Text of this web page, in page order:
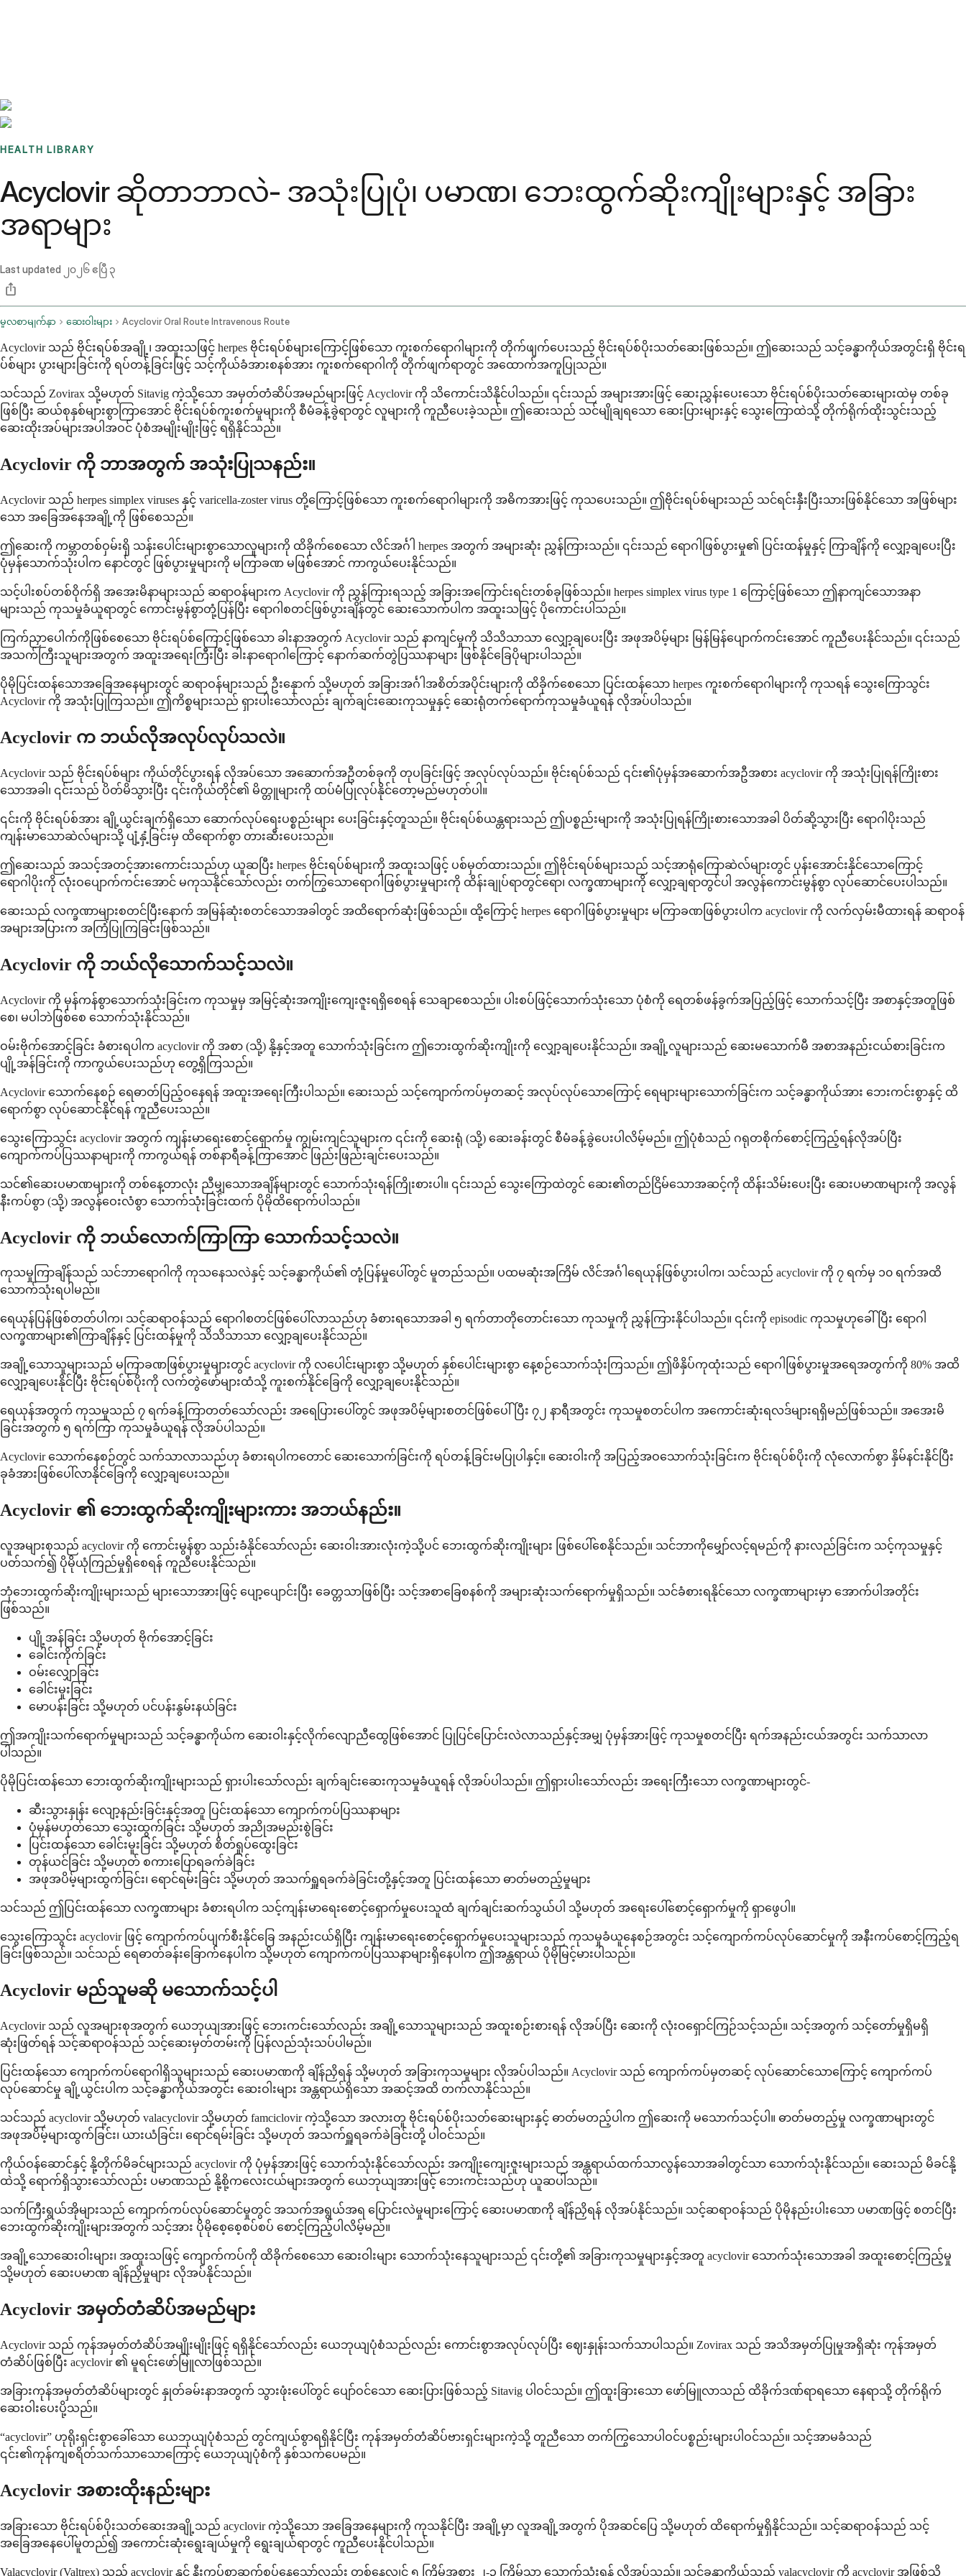
HEALTH LIBRARY
Acyclovir ဆိုတာဘာလဲ- အသုံးပြုပုံ၊ ပမာဏ၊ ဘေးထွက်ဆိုးကျိုးများနှင့် အခြား
အရာများ
Last updated ၂၀၂၆ ဧပြီ ၃
မူလစာမျက်နှာ ဆေးဝါးများ Acyclovir Oral Route Intravenous Route
Acyclovir သည် ဗိုင်းရပ်စ်အချို့၊ အထူးသဖြင့် herpes ဗိုင်းရပ်စ်များကြောင့်ဖြစ်သော ကူးစက်ရောဂါများကို တိုက်ဖျက်ပေးသည့် ဗိုင်းရပ်စ်ပိုးသတ်ဆေးဖြစ်သည်။ ဤဆေးသည် သင့်ခန္ဓာကိုယ်အတွင်းရှိ ဗိုင်းရ
ပ်စ်များ ပွားများခြင်းကို ရပ်တန့်ခြင်းဖြင့် သင့်ကိုယ်ခံအားစနစ်အား ကူးစက်ရောဂါကို တိုက်ဖျက်ရာတွင် အထောက်အကူပြုသည်။
သင်သည် Zovirax သို့မဟုတ် Sitavig ကဲ့သို့သော အမှတ်တံဆိပ်အမည်များဖြင့် Acyclovir ကို သိကောင်းသိနိုင်ပါသည်။ ၎င်းသည် အများအားဖြင့် ဆေးညွှန်းပေးသော ဗိုင်းရပ်စ်ပိုးသတ်ဆေးများထဲမှ တစ်ခု
ဖြစ်ပြီး ဆယ်စုနှစ်များစွာကြာအောင် ဗိုင်းရပ်စ်ကူးစက်မှုများကို စီမံခန့်ခွဲရာတွင် လူများကို ကူညီပေးခဲ့သည်။ ဤဆေးသည် သင်မျိုချရသော ဆေးပြားများနှင့် သွေးကြောထဲသို့ တိုက်ရိုက်ထိုးသွင်းသည့်
ဆေးထိုးအပ်များအပါအဝင် ပုံစံအမျိုးမျိုးဖြင့် ရရှိနိုင်သည်။
Acyclovir ကို ဘာအတွက် အသုံးပြုသနည်း။
Acyclovir သည် herpes simplex viruses နှင့် varicella-zoster virus တို့ကြောင့်ဖြစ်သော ကူးစက်ရောဂါများကို အဓိကအားဖြင့် ကုသပေးသည်။ ဤဗိုင်းရပ်စ်များသည် သင်ရင်းနှီးပြီးသားဖြစ်နိုင်သော အဖြစ်များ
သော အခြေအနေအချို့ကို ဖြစ်စေသည်။
ဤဆေးကို ကမ္ဘာတစ်ဝှမ်းရှိ သန်းပေါင်းများစွာသောလူများကို ထိခိုက်စေသော လိင်အင်္ဂါ herpes အတွက် အများဆုံး ညွှန်ကြားသည်။ ၎င်းသည် ရောဂါဖြစ်ပွားမှု၏ ပြင်းထန်မှုနှင့် ကြာချိန်ကို လျှော့ချပေးပြီး
ပုံမှန်သောက်သုံးပါက နောင်တွင် ဖြစ်ပွားမှုများကို မကြာခဏ မဖြစ်အောင် ကာကွယ်ပေးနိုင်သည်။
သင့်ပါးစပ်တစ်ဝိုက်ရှိ အအေးမိနာများသည် ဆရာဝန်များက Acyclovir ကို ညွှန်ကြားရသည့် အခြားအကြောင်းရင်းတစ်ခုဖြစ်သည်။ herpes simplex virus type 1 ကြောင့်ဖြစ်သော ဤနာကျင်သောအနာ
များသည် ကုသမှုခံယူရာတွင် ကောင်းမွန်စွာတုံ့ပြန်ပြီး ရောဂါစတင်ဖြစ်ပွားချိန်တွင် ဆေးသောက်ပါက အထူးသဖြင့် ပိုကောင်းပါသည်။
ကြက်ညှာပေါက်ကိုဖြစ်စေသော ဗိုင်းရပ်စ်ကြောင့်ဖြစ်သော ခါးနာအတွက် Acyclovir သည် နာကျင်မှုကို သိသိသာသာ လျှော့ချပေးပြီး အဖုအပိမ့်များ မြန်မြန်ပျောက်ကင်းအောင် ကူညီပေးနိုင်သည်။ ၎င်းသည်
အသက်ကြီးသူများအတွက် အထူးအရေးကြီးပြီး ခါးနာရောဂါကြောင့် နောက်ဆက်တွဲပြဿနာများ ဖြစ်နိုင်ခြေပိုများပါသည်။
ပိုမိုပြင်းထန်သောအခြေအနေများတွင် ဆရာဝန်များသည် ဦးနှောက် သို့မဟုတ် အခြားအင်္ဂါအစိတ်အပိုင်းများကို ထိခိုက်စေသော ပြင်းထန်သော herpes ကူးစက်ရောဂါများကို ကုသရန် သွေးကြောသွင်း
Acyclovir ကို အသုံးပြုကြသည်။ ဤကိစ္စများသည် ရှားပါးသော်လည်း ချက်ချင်းဆေးကုသမှုနှင့် ဆေးရုံတက်ရောက်ကုသမှုခံယူရန် လိုအပ်ပါသည်။
Acyclovir က ဘယ်လိုအလုပ်လုပ်သလဲ။
Acyclovir သည် ဗိုင်းရပ်စ်များ ကိုယ်တိုင်ပွားရန် လိုအပ်သော အဆောက်အဦတစ်ခုကို တုပခြင်းဖြင့် အလုပ်လုပ်သည်။ ဗိုင်းရပ်စ်သည် ၎င်း၏ပုံမှန်အဆောက်အဦအစား acyclovir ကို အသုံးပြုရန်ကြိုးစား
သောအခါ၊ ၎င်းသည် ပိတ်မိသွားပြီး ၎င်းကိုယ်တိုင်၏ မိတ္တူများကို ထပ်မံပြုလုပ်နိုင်တော့မည်မဟုတ်ပါ။
၎င်းကို ဗိုင်းရပ်စ်အား ချို့ယွင်းချက်ရှိသော ဆောက်လုပ်ရေးပစ္စည်းများ ပေးခြင်းနှင့်တူသည်။ ဗိုင်းရပ်စ်ယန္တရားသည် ဤပစ္စည်းများကို အသုံးပြုရန်ကြိုးစားသောအခါ ပိတ်ဆို့သွားပြီး ရောဂါပိုးသည်
ကျန်းမာသောဆဲလ်များသို့ ပျံ့နှံ့ခြင်းမှ ထိရောက်စွာ တားဆီးပေးသည်။
ဤဆေးသည် အသင့်အတင့်အားကောင်းသည်ဟု ယူဆပြီး herpes ဗိုင်းရပ်စ်များကို အထူးသဖြင့် ပစ်မှတ်ထားသည်။ ဤဗိုင်းရပ်စ်များသည် သင့်အာရုံကြောဆဲလ်များတွင် ပုန်းအောင်းနိုင်သောကြောင့်
ရောဂါပိုးကို လုံးဝပျောက်ကင်းအောင် မကုသနိုင်သော်လည်း တက်ကြွသောရောဂါဖြစ်ပွားမှုများကို ထိန်းချုပ်ရာတွင်ရော၊ လက္ခဏာများကို လျှော့ချရာတွင်ပါ အလွန်ကောင်းမွန်စွာ လုပ်ဆောင်ပေးပါသည်။
ဆေးသည် လက္ခဏာများစတင်ပြီးနောက် အမြန်ဆုံးစတင်သောအခါတွင် အထိရောက်ဆုံးဖြစ်သည်။ ထို့ကြောင့် herpes ရောဂါဖြစ်ပွားမှုများ မကြာခဏဖြစ်ပွားပါက acyclovir ကို လက်လှမ်းမီထားရန် ဆရာဝန်
အများအပြားက အကြံပြုကြခြင်းဖြစ်သည်။
Acyclovir ကို ဘယ်လိုသောက်သင့်သလဲ။
Acyclovir ကို မှန်ကန်စွာသောက်သုံးခြင်းက ကုသမှုမှ အမြင့်ဆုံးအကျိုးကျေးဇူးရရှိစေရန် သေချာစေသည်။ ပါးစပ်ဖြင့်သောက်သုံးသော ပုံစံကို ရေတစ်ဖန်ခွက်အပြည့်ဖြင့် သောက်သင့်ပြီး အစာနှင့်အတူဖြစ်
စေ၊ မပါဘဲဖြစ်စေ သောက်သုံးနိုင်သည်။
ဝမ်းဗိုက်အောင့်ခြင်း ခံစားရပါက acyclovir ကို အစာ (သို့) နို့နှင့်အတူ သောက်သုံးခြင်းက ဤဘေးထွက်ဆိုးကျိုးကို လျှော့ချပေးနိုင်သည်။ အချို့လူများသည် ဆေးမသောက်မီ အစာအနည်းငယ်စားခြင်းက
ပျို့အန်ခြင်းကို ကာကွယ်ပေးသည်ဟု တွေ့ရှိကြသည်။
Acyclovir သောက်နေစဉ် ရေဓာတ်ပြည့်ဝနေရန် အထူးအရေးကြီးပါသည်။ ဆေးသည် သင့်ကျောက်ကပ်မှတဆင့် အလုပ်လုပ်သောကြောင့် ရေများများသောက်ခြင်းက သင့်ခန္ဓာကိုယ်အား ဘေးကင်းစွာနှင့် ထိ
ရောက်စွာ လုပ်ဆောင်နိုင်ရန် ကူညီပေးသည်။
သွေးကြောသွင်း acyclovir အတွက် ကျန်းမာရေးစောင့်ရှောက်မှု ကျွမ်းကျင်သူများက ၎င်းကို ဆေးရုံ (သို့) ဆေးခန်းတွင် စီမံခန့်ခွဲပေးပါလိမ့်မည်။ ဤပုံစံသည် ဂရုတစိုက်စောင့်ကြည့်ရန်လိုအပ်ပြီး
ကျောက်ကပ်ပြဿနာများကို ကာကွယ်ရန် တစ်နာရီခန့်ကြာအောင် ဖြည်းဖြည်းချင်းပေးသည်။
သင်၏ဆေးပမာဏများကို တစ်နေ့တာလုံး ညီမျှသောအချိန်များတွင် သောက်သုံးရန်ကြိုးစားပါ။ ၎င်းသည် သွေးကြောထဲတွင် ဆေး၏တည်ငြိမ်သောအဆင့်ကို ထိန်းသိမ်းပေးပြီး ဆေးပမာဏများကို အလွန်
နီးကပ်စွာ (သို့) အလွန်ဝေးလံစွာ သောက်သုံးခြင်းထက် ပိုမိုထိရောက်ပါသည်။
Acyclovir ကို ဘယ်လောက်ကြာကြာ သောက်သင့်သလဲ။
ကုသမှုကြာချိန်သည် သင်ဘာရောဂါကို ကုသနေသလဲနှင့် သင့်ခန္ဓာကိုယ်၏ တုံ့ပြန်မှုပေါ်တွင် မူတည်သည်။ ပထမဆုံးအကြိမ် လိင်အင်္ဂါရေယုန်ဖြစ်ပွားပါက၊ သင်သည် acyclovir ကို ၇ ရက်မှ ၁၀ ရက်အထိ
သောက်သုံးရပါမည်။
ရေယုန်ပြန်ဖြစ်တတ်ပါက၊ သင့်ဆရာဝန်သည် ရောဂါစတင်ဖြစ်ပေါ်လာသည်ဟု ခံစားရသောအခါ ၅ ရက်တာတိုတောင်းသော ကုသမှုကို ညွှန်ကြားနိုင်ပါသည်။ ၎င်းကို episodic ကုသမှုဟုခေါ်ပြီး ရောဂါ
လက္ခဏာများ၏ကြာချိန်နှင့် ပြင်းထန်မှုကို သိသိသာသာ လျှော့ချပေးနိုင်သည်။
အချို့သောသူများသည် မကြာခဏဖြစ်ပွားမှုများတွင် acyclovir ကို လပေါင်းများစွာ သို့မဟုတ် နှစ်ပေါင်းများစွာ နေ့စဉ်သောက်သုံးကြသည်။ ဤဖိနှိပ်ကုထုံးသည် ရောဂါဖြစ်ပွားမှုအရေအတွက်ကို 80% အထိ
လျှော့ချပေးနိုင်ပြီး ဗိုင်းရပ်စ်ပိုးကို လက်တွဲဖော်များထံသို့ ကူးစက်နိုင်ခြေကို လျှော့ချပေးနိုင်သည်။
ရေယုန်အတွက် ကုသမှုသည် ၇ ရက်ခန့်ကြာတတ်သော်လည်း အရေပြားပေါ်တွင် အဖုအပိမ့်များစတင်ဖြစ်ပေါ်ပြီး ၇၂ နာရီအတွင်း ကုသမှုစတင်ပါက အကောင်းဆုံးရလဒ်များရရှိမည်ဖြစ်သည်။ အအေးမိ
ခြင်းအတွက် ၅ ရက်ကြာ ကုသမှုခံယူရန် လိုအပ်ပါသည်။
Acyclovir သောက်နေစဉ်တွင် သက်သာလာသည်ဟု ခံစားရပါကတောင် ဆေးသောက်ခြင်းကို ရပ်တန့်ခြင်းမပြုပါနှင့်။ ဆေးဝါးကို အပြည့်အဝသောက်သုံးခြင်းက ဗိုင်းရပ်စ်ပိုးကို လုံလောက်စွာ နှိမ်နင်းနိုင်ပြီး
ခုခံအားဖြစ်ပေါ်လာနိုင်ခြေကို လျှော့ချပေးသည်။
Acyclovir ၏ ဘေးထွက်ဆိုးကျိုးများကား အဘယ်နည်း။
လူအများစုသည် acyclovir ကို ကောင်းမွန်စွာ သည်းခံနိုင်သော်လည်း ဆေးဝါးအားလုံးကဲ့သို့ပင် ဘေးထွက်ဆိုးကျိုးများ ဖြစ်ပေါ်စေနိုင်သည်။ သင်ဘာကိုမျှော်လင့်ရမည်ကို နားလည်ခြင်းက သင့်ကုသမှုနှင့်
ပတ်သက်၍ ပိုမိုယုံကြည်မှုရှိစေရန် ကူညီပေးနိုင်သည်။
ဘုံဘေးထွက်ဆိုးကျိုးများသည် များသောအားဖြင့် ပျော့ပျောင်းပြီး ခေတ္တသာဖြစ်ပြီး သင့်အစာခြေစနစ်ကို အများဆုံးသက်ရောက်မှုရှိသည်။ သင်ခံစားရနိုင်သော လက္ခဏာများမှာ အောက်ပါအတိုင်း
ဖြစ်သည်။
ပျို့အန်ခြင်း သို့မဟုတ် ဗိုက်အောင့်ခြင်း
ခေါင်းကိုက်ခြင်း
ဝမ်းလျှောခြင်း
ခေါင်းမူးခြင်း
မောပန်းခြင်း သို့မဟုတ် ပင်ပန်းနွမ်းနယ်ခြင်း
ဤအကျိုးသက်ရောက်မှုများသည် သင့်ခန္ဓာကိုယ်က ဆေးဝါးနှင့်လိုက်လျောညီထွေဖြစ်အောင် ပြုပြင်ပြောင်းလဲလာသည်နှင့်အမျှ ပုံမှန်အားဖြင့် ကုသမှုစတင်ပြီး ရက်အနည်းငယ်အတွင်း သက်သာလာ
ပါသည်။
ပိုမိုပြင်းထန်သော ဘေးထွက်ဆိုးကျိုးများသည် ရှားပါးသော်လည်း ချက်ချင်းဆေးကုသမှုခံယူရန် လိုအပ်ပါသည်။ ဤရှားပါးသော်လည်း အရေးကြီးသော လက္ခဏာများတွင်-
ဆီးသွားနှုန်း လျော့နည်းခြင်းနှင့်အတူ ပြင်းထန်သော ကျောက်ကပ်ပြဿနာများ
ပုံမှန်မဟုတ်သော သွေးထွက်ခြင်း သို့မဟုတ် အညိုအမည်းစွဲခြင်း
ပြင်းထန်သော ခေါင်းမူးခြင်း သို့မဟုတ် စိတ်ရှုပ်ထွေးခြင်း
တုန်ယင်ခြင်း သို့မဟုတ် စကားပြောရခက်ခဲခြင်း
အဖုအပိမ့်များထွက်ခြင်း၊ ရောင်ရမ်းခြင်း သို့မဟုတ် အသက်ရှူရခက်ခဲခြင်းတို့နှင့်အတူ ပြင်းထန်သော ဓာတ်မတည့်မှုများ
သင်သည် ဤပြင်းထန်သော လက္ခဏာများ ခံစားရပါက သင့်ကျန်းမာရေးစောင့်ရှောက်မှုပေးသူထံ ချက်ချင်းဆက်သွယ်ပါ သို့မဟုတ် အရေးပေါ်စောင့်ရှောက်မှုကို ရှာဖွေပါ။
သွေးကြောသွင်း acyclovir ဖြင့် ကျောက်ကပ်ပျက်စီးနိုင်ခြေ အနည်းငယ်ရှိပြီး ကျန်းမာရေးစောင့်ရှောက်မှုပေးသူများသည် ကုသမှုခံယူနေစဉ်အတွင်း သင့်ကျောက်ကပ်လုပ်ဆောင်မှုကို အနီးကပ်စောင့်ကြည့်ရ
ခြင်းဖြစ်သည်။ သင်သည် ရေဓာတ်ခန်းခြောက်နေပါက သို့မဟုတ် ကျောက်ကပ်ပြဿနာများရှိနေပါက ဤအန္တရာယ် ပိုမိုမြင့်မားပါသည်။
Acyclovir မည်သူမဆို မသောက်သင့်ပါ
Acyclovir သည် လူအများစုအတွက် ယေဘုယျအားဖြင့် ဘေးကင်းသော်လည်း အချို့သောသူများသည် အထူးစဉ်းစားရန် လိုအပ်ပြီး ဆေးကို လုံးဝရှောင်ကြဉ်သင့်သည်။ သင့်အတွက် သင့်တော်မှုရှိမရှိ
ဆုံးဖြတ်ရန် သင့်ဆရာဝန်သည် သင့်ဆေးမှတ်တမ်းကို ပြန်လည်သုံးသပ်ပါမည်။
ပြင်းထန်သော ကျောက်ကပ်ရောဂါရှိသူများသည် ဆေးပမာဏကို ချိန်ညှိရန် သို့မဟုတ် အခြားကုသမှုများ လိုအပ်ပါသည်။ Acyclovir သည် ကျောက်ကပ်မှတဆင့် လုပ်ဆောင်သောကြောင့် ကျောက်ကပ်
လုပ်ဆောင်မှု ချို့ယွင်းပါက သင့်ခန္ဓာကိုယ်အတွင်း ဆေးဝါးများ အန္တရာယ်ရှိသော အဆင့်အထိ တက်လာနိုင်သည်။
သင်သည် acyclovir သို့မဟုတ် valacyclovir သို့မဟုတ် famciclovir ကဲ့သို့သော အလားတူ ဗိုင်းရပ်စ်ပိုးသတ်ဆေးများနှင့် ဓာတ်မတည့်ပါက ဤဆေးကို မသောက်သင့်ပါ။ ဓာတ်မတည့်မှု လက္ခဏာများတွင်
အဖုအပိမ့်များထွက်ခြင်း၊ ယားယံခြင်း၊ ရောင်ရမ်းခြင်း သို့မဟုတ် အသက်ရှူရခက်ခဲခြင်းတို့ ပါဝင်သည်။
ကိုယ်ဝန်ဆောင်နှင့် နို့တိုက်မိခင်များသည် acyclovir ကို ပုံမှန်အားဖြင့် သောက်သုံးနိုင်သော်လည်း အကျိုးကျေးဇူးများသည် အန္တရာယ်ထက်သာလွန်သောအခါတွင်သာ သောက်သုံးနိုင်သည်။ ဆေးသည် မိခင်နို့
ထဲသို့ ရောက်ရှိသွားသော်လည်း ပမာဏသည် နို့စို့ကလေးငယ်များအတွက် ယေဘုယျအားဖြင့် ဘေးကင်းသည်ဟု ယူဆပါသည်။
သက်ကြီးရွယ်အိုများသည် ကျောက်ကပ်လုပ်ဆောင်မှုတွင် အသက်အရွယ်အရ ပြောင်းလဲမှုများကြောင့် ဆေးပမာဏကို ချိန်ညှိရန် လိုအပ်နိုင်သည်။ သင့်ဆရာဝန်သည် ပိုမိုနည်းပါးသော ပမာဏဖြင့် စတင်ပြီး
ဘေးထွက်ဆိုးကျိုးများအတွက် သင့်အား ပိုမိုစေ့စေ့စပ်စပ် စောင့်ကြည့်ပါလိမ့်မည်။
အချို့သောဆေးဝါးများ၊ အထူးသဖြင့် ကျောက်ကပ်ကို ထိခိုက်စေသော ဆေးဝါးများ သောက်သုံးနေသူများသည် ၎င်းတို့၏ အခြားကုသမှုများနှင့်အတူ acyclovir သောက်သုံးသောအခါ အထူးစောင့်ကြည့်မှု
သို့မဟုတ် ဆေးပမာဏ ချိန်ညှိမှုများ လိုအပ်နိုင်သည်။
Acyclovir အမှတ်တံဆိပ်အမည်များ
Acyclovir သည် ကုန်အမှတ်တံဆိပ်အမျိုးမျိုးဖြင့် ရရှိနိုင်သော်လည်း ယေဘုယျပုံစံသည်လည်း ကောင်းစွာအလုပ်လုပ်ပြီး ဈေးနှုန်းသက်သာပါသည်။ Zovirax သည် အသိအမှတ်ပြုမှုအရှိဆုံး ကုန်အမှတ်
တံဆိပ်ဖြစ်ပြီး acyclovir ၏ မူရင်းဖော်မြူလာဖြစ်သည်။
အခြားကုန်အမှတ်တံဆိပ်များတွင် နှုတ်ခမ်းနာအတွက် သွားဖုံးပေါ်တွင် ပျော်ဝင်သော ဆေးပြားဖြစ်သည့် Sitavig ပါဝင်သည်။ ဤထူးခြားသော ဖော်မြူလာသည် ထိခိုက်ဒဏ်ရာရသော နေရာသို့ တိုက်ရိုက်
ဆေးဝါးပေးပို့သည်။
“acyclovir” ဟုရိုးရှင်းစွာခေါ်သော ယေဘုယျပုံစံသည် တွင်ကျယ်စွာရရှိနိုင်ပြီး ကုန်အမှတ်တံဆိပ်ဗားရှင်းများကဲ့သို့ တူညီသော တက်ကြွသောပါဝင်ပစ္စည်းများပါဝင်သည်။ သင့်အာမခံသည်
၎င်း၏ကုန်ကျစရိတ်သက်သာသောကြောင့် ယေဘုယျပုံစံကို နှစ်သက်ပေမည်။
Acyclovir အစားထိုးနည်းများ
အခြားသော ဗိုင်းရပ်စ်ပိုးသတ်ဆေးအချို့သည် acyclovir ကဲ့သို့သော အခြေအနေများကို ကုသနိုင်ပြီး အချို့မှာ လူအချို့အတွက် ပိုအဆင်ပြေ သို့မဟုတ် ထိရောက်မှုရှိနိုင်သည်။ သင့်ဆရာဝန်သည် သင့်
အခြေအနေပေါ်မူတည်၍ အကောင်းဆုံးရွေးချယ်မှုကို ရွေးချယ်ရာတွင် ကူညီပေးနိုင်ပါသည်။
Valacyclovir (Valtrex) သည် acyclovir နှင့် နီးကပ်စွာဆက်စပ်နေသော်လည်း တစ်နေ့လျှင် ၅ ကြိမ်အစား ၂-၃ ကြိမ်သာ သောက်သုံးရန် လိုအပ်သည်။ သင့်ခန္ဓာကိုယ်သည် valacyclovir ကို acyclovir အဖြစ်သို့